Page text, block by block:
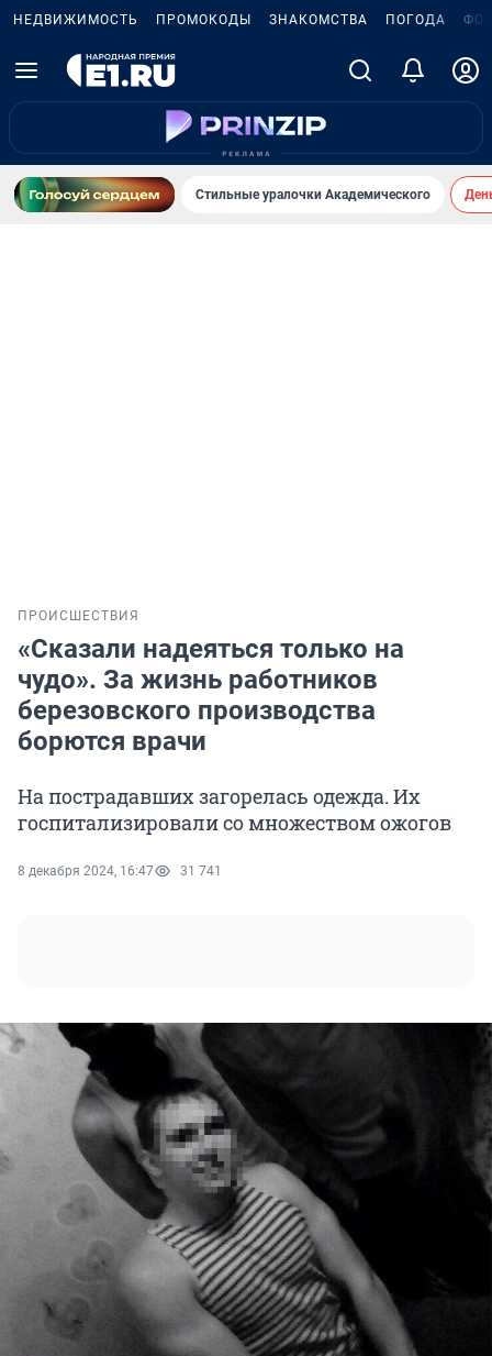
НЕДВИЖИМОСТЬ ПРОМОКОДЫ ЗНАКОМСТВА ПОГОДА
Стильные уралочки Академического
ПРОИСШЕСТВИЯ
«Сказали надеяться только на
чудо». За жизнь работников
березовского производства
борются врачи
На пострадавших загорелась одежда. Их
госпитализировали со множеством ожогов
8 декабря 2024, 16:47 31 741